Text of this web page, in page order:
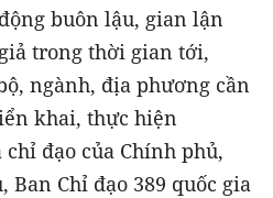
buôn lậu, gian lận
trong thời gian tới,
ngành, địa phương cần
khai, thực hiện
đạo của Chính phủ,
Chỉ đạo 389 quốc gia